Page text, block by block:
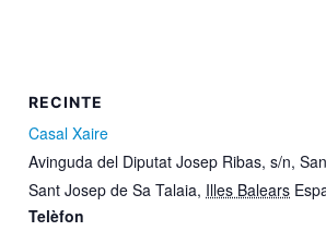
RECINTE
Casal Xaire
Avinguda del Diputat Josep Ribas, s/n,
Sant Josep de Sa Talaia, Illes Balears
Telèfon